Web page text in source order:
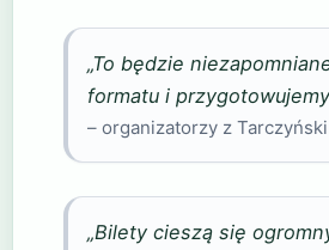
„To będzie
formatu i
– organizatorzy z
„Bilety cieszą się